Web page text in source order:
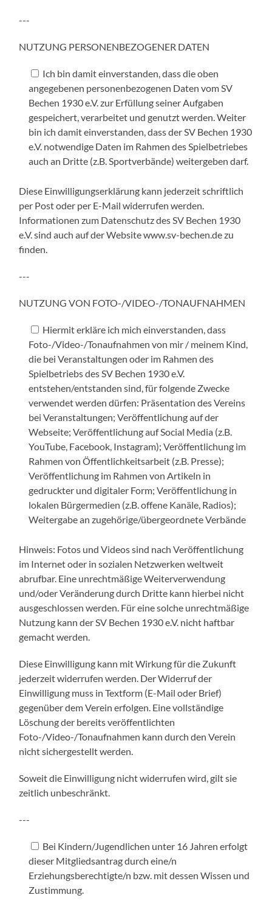
---
NUTZUNG PERSONENBEZOGENER DATEN
Ich bin damit einverstanden, dass die oben
angegebenen personenbezogenen Daten vom SV
Bechen 1930 e.V. zur Erfüllung seiner Aufgaben
gespeichert, verarbeitet und genutzt werden. Weiter
bin ich damit einverstanden, dass der SV Bechen 1930
e.V. notwendige Daten im Rahmen des Spielbetriebes
auch an Dritte (z.B. Sportverbände) weitergeben darf.
Diese Einwilligungserklärung kann jederzeit schriftlich
per Post oder per E-Mail widerrufen werden.
Informationen zum Datenschutz des SV Bechen 1930
e.V. sind auch auf der Website www.sv-bechen.de zu
finden.
---
NUTZUNG VON FOTO-/VIDEO-/TONAUFNAHMEN
Hiermit erkläre ich mich einverstanden, dass
Foto-/Video-/Tonaufnahmen von mir / meinem Kind,
die bei Veranstaltungen oder im Rahmen des
Spielbetriebs des SV Bechen 1930 e.V.
entstehen/entstanden sind, für folgende Zwecke
verwendet werden dürfen: Präsentation des Vereins
bei Veranstaltungen; Veröffentlichung auf der
Webseite; Veröffentlichung auf Social Media (z.B.
YouTube, Facebook, Instagram); Veröffentlichung im
Rahmen von Öffentlichkeitsarbeit (z.B. Presse);
Veröffentlichung im Rahmen von Artikeln in
gedruckter und digitaler Form; Veröffentlichung in
lokalen Bürgermedien (z.B. offene Kanäle, Radios);
Weitergabe an zugehörige/übergeordnete Verbände
Hinweis: Fotos und Videos sind nach Veröffentlichung
im Internet oder in sozialen Netzwerken weltweit
abrufbar. Eine unrechtmäßige Weiterverwendung
und/oder Veränderung durch Dritte kann hierbei nicht
ausgeschlossen werden. Für eine solche unrechtmäßige
Nutzung kann der SV Bechen 1930 e.V. nicht haftbar
gemacht werden.
Diese Einwilligung kann mit Wirkung für die Zukunft
jederzeit widerrufen werden. Der Widerruf der
Einwilligung muss in Textform (E-Mail oder Brief)
gegenüber dem Verein erfolgen. Eine vollständige
Löschung der bereits veröffentlichten
Foto-/Video-/Tonaufnahmen kann durch den Verein
nicht sichergestellt werden.
Soweit die Einwilligung nicht widerrufen wird, gilt sie
zeitlich unbeschränkt.
---
Bei Kindern/Jugendlichen unter 16 Jahren erfolgt
dieser Mitgliedsantrag durch eine/n
Erziehungsberechtigte/n bzw. mit dessen Wissen und
Zustimmung.